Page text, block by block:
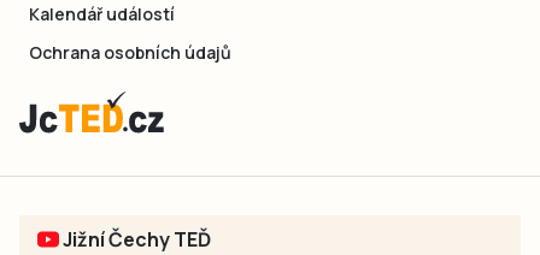
Kalendář událostí
Ochrana osobních údajů
Jižní Čechy TEĎ